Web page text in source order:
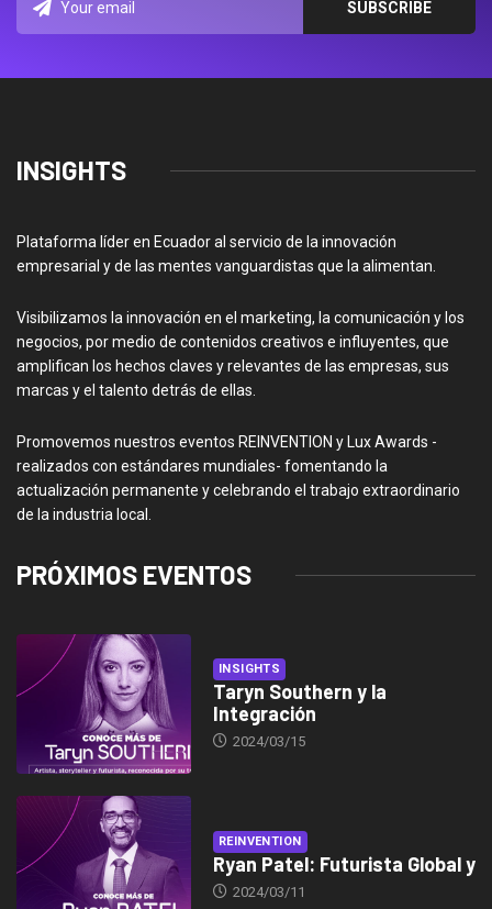
INSIGHTS
Plataforma líder en Ecuador al servicio de la innovación
empresarial y de las mentes vanguardistas que la alimentan.
Visibilizamos la innovación en el marketing, la comunicación y los
negocios, por medio de contenidos creativos e influyentes, que
amplifican los hechos claves y relevantes de las empresas, sus
marcas y el talento detrás de ellas.
Promovemos nuestros eventos REINVENTION y Lux Awards -
realizados con estándares mundiales- fomentando la
actualización permanente y celebrando el trabajo extraordinario
de la industria local.
PRÓXIMOS EVENTOS
INSIGHTS
Taryn Southern y la
Integración
2024/03/15
REINVENTION
Ryan Patel: Futurista Global y
2024/03/11